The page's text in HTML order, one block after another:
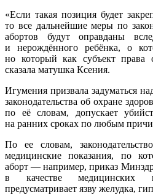
«Если такая позиция будет
то все дальнейшие меры по
абортов будут оправданы
и нерождённого ребёнка, о
но который как субъект права
сказала матушка Ксения.
Игумения призвала задуматься
законодательства об охране
по её словам, допускает
на ранних сроках по любым
По ее словам,
медицинские показания, по
аборт — например, приказ
в качестве медицинских
предусматривает язву желудка,